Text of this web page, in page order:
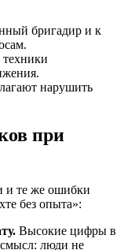
бригадир и к
техники
нарушить
при
и те же ошибки
без опыта»:
Высокие цифры в
люди не